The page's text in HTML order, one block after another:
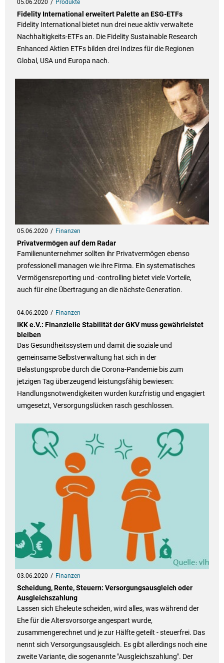
05.06.2020 Produkte
Fidelity International erweitert Palette an ESG-ETFs
Fidelity International bietet nun drei neue aktiv verwaltete
Nachhaltigkeits-ETFs an. Die Fidelity Sustainable Research
Enhanced Aktien ETFs bilden drei Indizes für die Regionen
Global, USA und Europa nach.
05.06.2020 Finanzen
Privatvermögen auf dem Radar
Familienunternehmer sollten ihr Privatvermögen ebenso
professionell managen wie ihre Firma. Ein systematisches
Vermögensreporting und -controlling bietet viele Vorteile,
auch für eine Übertragung an die nächste Generation.
04.06.2020 Finanzen
IKK e.V.: Finanzielle Stabilität der GKV muss gewährleistet
bleiben
Das Gesundheitssystem und damit die soziale und
gemeinsame Selbstverwaltung hat sich in der
Belastungsprobe durch die Corona-Pandemie bis zum
jetzigen Tag überzeugend leistungsfähig bewiesen:
Handlungsnotwendigkeiten wurden kurzfristig und engagiert
umgesetzt, Versorgungslücken rasch geschlossen.
03.06.2020 Finanzen
Scheidung, Rente, Steuern: Versorgungsausgleich oder
Ausgleichszahlung
Lassen sich Eheleute scheiden, wird alles, was während der
Ehe für die Altersvorsorge angespart wurde,
zusammengerechnet und je zur Hälfte geteilt - steuerfrei. Das
nennt sich Versorgungsausgleich. Es gibt allerdings noch eine
zweite Variante, die sogenannte "Ausgleichszahlung". Der